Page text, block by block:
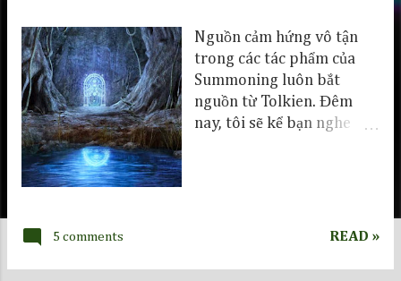
Nguồn cảm hứng vô tận
trong các tác phẩm của
Summoning luôn bắt
nguồn từ Tolkien. Đêm
nay, tôi sẽ kể bạn nghe
5 comments READ »